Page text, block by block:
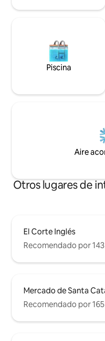
of the guest.
Piscina
Aire
Otros lugares de
El Corte Inglés
Recomendado por
Mercado de Santa
Recomendado por